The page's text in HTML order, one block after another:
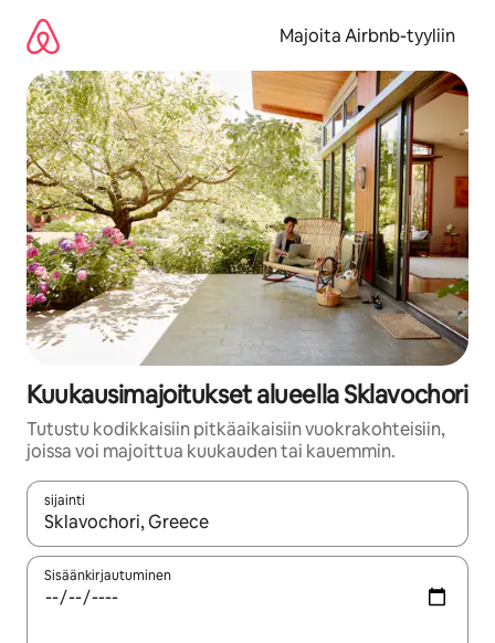
sisältö
väliin
Majoita Airbnb-tyyliin
Kuukausimajoitukset alueella Sklavochori
Tutustu kodikkaisiin pitkäaikaisiin vuokrakohteisiin,
joissa voi majoittua kuukauden tai kauemmin.
sijainti
Kun tulokset ovat saatavilla, navigoi ylös- ja alas-
Sisäänkirjautuminen